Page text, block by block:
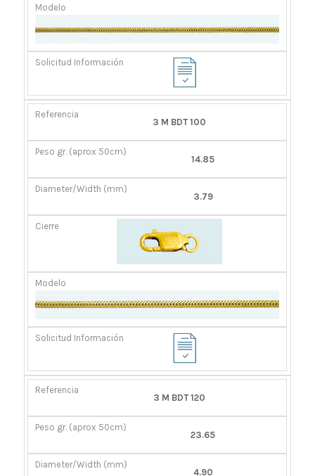
3 M BDT 100
14.85
3.79
3 M BDT 120
23.65
4.90